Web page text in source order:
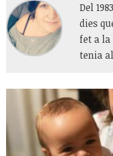
Del
dies
fet a la
tenia